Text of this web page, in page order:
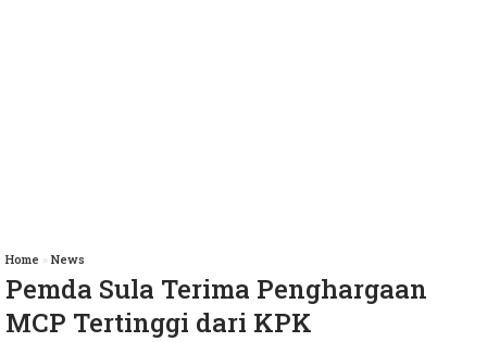
Home » News
Pemda Sula Terima Penghargaan
MCP Tertinggi dari KPK